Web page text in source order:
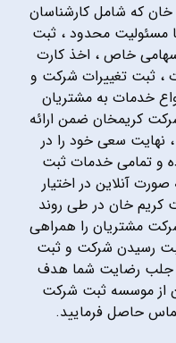
که شامل کارشناسان
مسئولیت محدود ، ثبت
خاص ، اخذ کارت
، ثبت تغییرات شرکت و
خدمات به مشتریان
کریمخان ضمن ارائه
، نهایت سعی خود را در
و تمامی خدمات ثبت
آنلاین در اختیار
کریم خان در طی روند
مشتریان را همراهی
رسیدن شرکت و ثبت
جلب رضایت شما هدف
از موسسه ثبت شرکت